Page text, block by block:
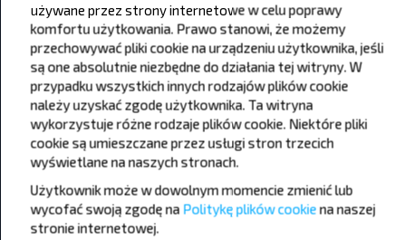
Zapisz się
Populární autobusové linky
używane przez strony internetowe w celu poprawy
komfortu użytkowania. Prawo stanowi, że możemy
przechowywać pliki cookie na urządzeniu użytkownika, jeśli
są one absolutnie niezbędne do działania tej witryny. W
przypadku wszystkich innych rodzajów plików cookie
należy uzyskać zgodę użytkownika. Ta witryna
wykorzystuje różne rodzaje plików cookie. Niektóre pliki
cookie są umieszczane przez usługi stron trzecich
wyświetlane na naszych stronach.
Użytkownik może w dowolnym momencie zmienić lub
wycofać swoją zgodę na Politykę plików cookiena naszej
stronie internetowej.